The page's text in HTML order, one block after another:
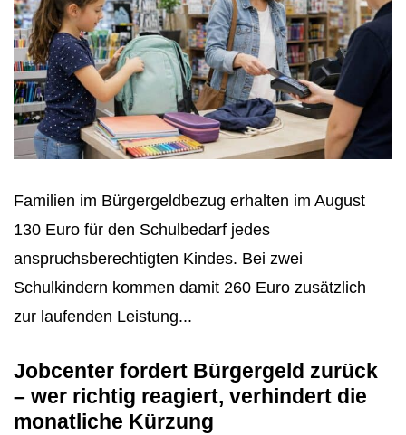
Familien im Bürgergeldbezug erhalten im August
130 Euro für den Schulbedarf jedes
anspruchsberechtigten Kindes. Bei zwei
Schulkindern kommen damit 260 Euro zusätzlich
zur laufenden Leistung...
Jobcenter fordert Bürgergeld zurück
– wer richtig reagiert, verhindert die
monatliche Kürzung